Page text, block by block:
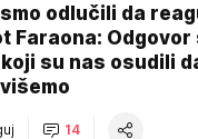
odlučili da
Faraona: Odgovor
su nas osudili
14